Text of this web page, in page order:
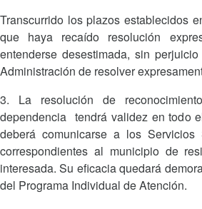
Transcurrido los plazos establecidos
que haya recaído resolución
entenderse desestimada, sin
Administración de resolver
3. La resolución de
dependencia tendrá validez en todo
deberá comunicarse a los Servicios
correspondientes al municipio de
interesada. Su eficacia quedará
del Programa Individual de Atención.